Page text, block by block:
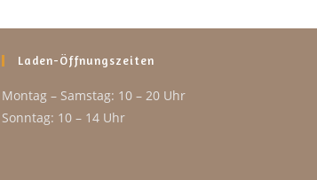
Laden-Öffnungszeiten
Montag – Samstag: 10 – 20 Uhr
Sonntag: 10 – 14 Uhr